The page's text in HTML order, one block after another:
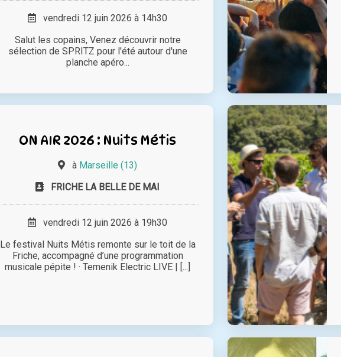
vendredi 12 juin 2026 à 14h30
Salut les copains, Venez découvrir notre
sélection de SPRITZ pour l'été autour d'une
planche apéro...
ON AIR 2026 : Nuits Métis
à Marseille (13)
FRICHE LA BELLE DE MAI
vendredi 12 juin 2026 à 19h30
Le festival Nuits Métis remonte sur le toit de la
Friche, accompagné d’une programmation
musicale pépite ! · Temenik Electric LIVE | [...]